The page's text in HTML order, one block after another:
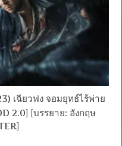
เฉียวฟง จอมยุทธ์ไร้พ่าย
2.0] [บรรยาย: อังกฤษ